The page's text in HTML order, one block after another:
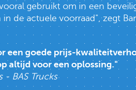
gebruikt om in een
de actuele voorraad", zegt
een goede prijs-
altijd voor een oplossing."
- BAS Trucks